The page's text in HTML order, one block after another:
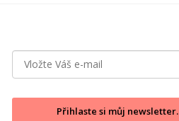
Přihlaste si můj newsletter.